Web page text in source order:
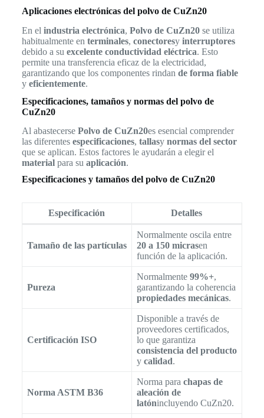
Aplicaciones electrónicas del polvo de CuZn20
En el industria electrónica, Polvo de CuZn20se utiliza
habitualmente en terminales, conectoresy interruptores
debido a su excelente conductividad eléctrica. Esto
permite una transferencia eficaz de la electricidad,
garantizando que los componentes rindan de forma fiable
y eficientemente.
Especificaciones, tamaños y normas del polvo de
CuZn20
Al abastecerse Polvo de CuZn20es esencial comprender
las diferentes especificaciones, tallasy normas del sector
que se aplican. Estos factores le ayudarán a elegir el
materialpara su aplicación.
Especificaciones y tamaños del polvo de CuZn20
Especificación Detalles
Tamaño de las partículas
Normalmente oscila entre
20 a 150 micrasen
función de la aplicación.
Pureza
Normalmente 99%+,
garantizando la coherencia
propiedades mecánicas.
Certificación ISO
Disponible a través de
proveedores certificados,
lo que garantiza
consistencia del producto
y calidad.
Norma ASTM B36
Norma para chapas de
aleación de
latónincluyendo CuZn20.